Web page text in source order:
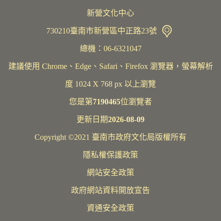
新營文化中心
730210臺南市新營區中正路23號
總機：06-6321047
建議使用 Chrome、Edge、Safari、Firefox 瀏覽器，螢幕解析
度 1024 X 768 px 以上瀏覽
您是第7190465位瀏覽者
更新日期2026-08-09
Copyright ©2021 臺南市政府文化局版權所有
隱私權保護政策
網站安全政策
政府網站資料開放宣告
資通安全政策